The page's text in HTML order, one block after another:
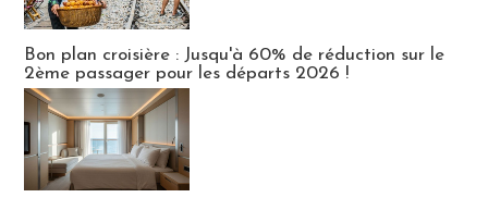
Bon plan croisière : Jusqu'à 60% de réduction sur le
2ème passager pour les départs 2026 !